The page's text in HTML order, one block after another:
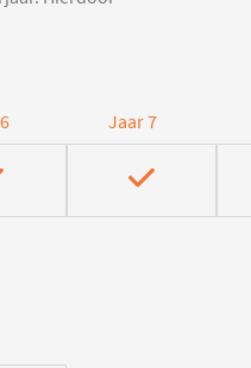
Jaar 7